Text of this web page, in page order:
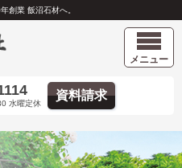
創業 飯沼石材へ。
メニュー
水曜定休
資料請求